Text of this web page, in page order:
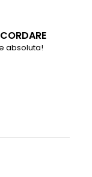
absoluta!